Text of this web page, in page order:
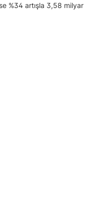
%34 artışla 3,58 milyar